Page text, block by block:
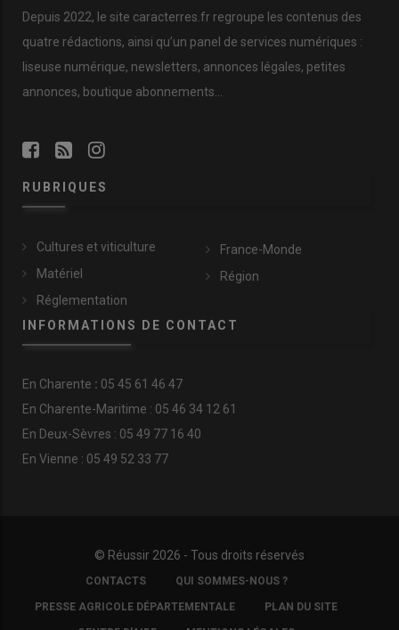
Depuis 2022, le site caracterres.fr regroupe les contenus des
quatre rédactions, ainsi qu’un panel de services numériques :
liseuse numérique, newsletters, annonces légales, petites
annonces, boutique abonnements…
RUBRIQUES
Cultures et viticulture
Matériel
Réglementation
France-Monde
Région
INFORMATIONS DE CONTACT
En Charente : 05 45 61 46 47
En Charente-Maritime : 05 46 34 12 61
En Deux-Sèvres : 05 49 77 16 40
En Vienne : 05 49 52 33 77
© Réussir 2026 - Tous droits réservés
COPYRIGHTCONTACTS QUI SOMMES-NOUS ?
PRESSE AGRICOLE DÉPARTEMENTALE PLAN DU SITE